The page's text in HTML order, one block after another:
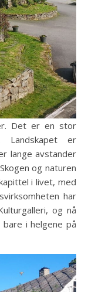
Landskapet er
lange avstander
og naturen
i livet, med
har
og nå
i helgene på